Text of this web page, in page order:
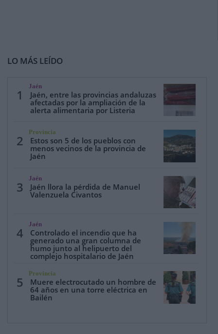
LO MÁS LEÍDO
1
Jaén
Jaén, entre las provincias andaluzas
afectadas por la ampliación de la
alerta alimentaria por Listeria
2
Provincia
Estos son 5 de los pueblos con
menos vecinos de la provincia de
Jaén
3
Jaén
Jaén llora la pérdida de Manuel
Valenzuela Civantos
4
Jaén
Controlado el incendio que ha
generado una gran columna de
humo junto al helipuerto del
complejo hospitalario de Jaén
5
Provincia
Muere electrocutado un hombre de
64 años en una torre eléctrica en
Bailén